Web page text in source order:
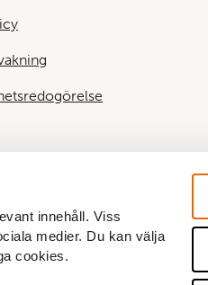
innehåll. Viss
medier. Du kan välja
cookies.